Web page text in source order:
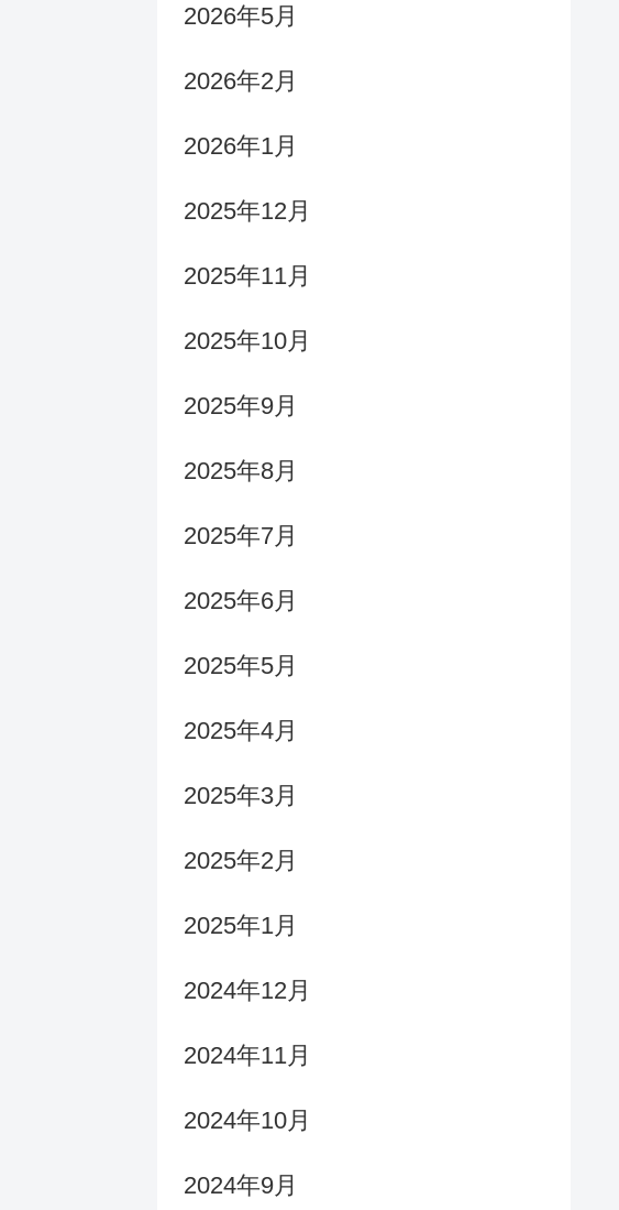
2026年5月
2026年2月
2026年1月
2025年12月
2025年11月
2025年10月
2025年9月
2025年8月
2025年7月
2025年6月
2025年5月
2025年4月
2025年3月
2025年2月
2025年1月
2024年12月
2024年11月
2024年10月
2024年9月